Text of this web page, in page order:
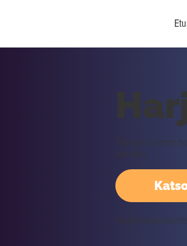
Tämän tunnin
tekstiin.
Vaatii